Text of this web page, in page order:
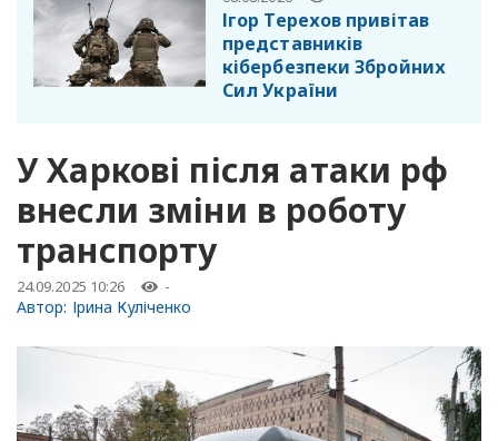
Ігор Терехов привітав
представників
кібербезпеки Збройних
Сил України
У Харкові після атаки рф
внесли зміни в роботу
транспорту
24.09.2025 10:26 -
Автор: Ірина Куліченко